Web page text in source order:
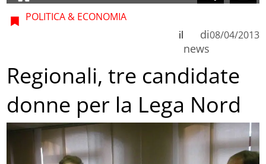
POLITICA & ECONOMIA
di
news
il 08/04/2013
Regionali, tre candidate
donne per la Lega Nord